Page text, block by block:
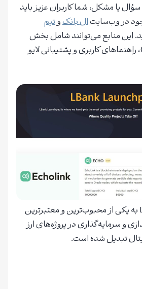
یا مشکل، شما کاربران عزیز باید
در وب‌سایتال بانکوتیم
این منابع می‌توانند شامل بخش
سؤالات متداول (FAQ)، راهنماهای کاربری و پشتیبانی لایو
LBank Launchpad به یکی از محبوب‌ترین و معتبرترین
و سرمایه‌گذاری در پروژه‌های ارز
تبدیل شده است.